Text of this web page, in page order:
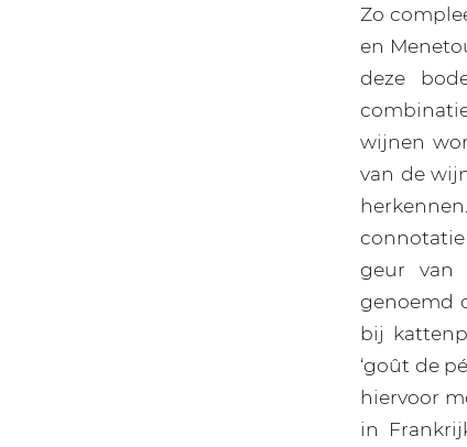
Zo
en
deze
wijnen
van de
geur van
genoemd
bij
‘goût de
hiervoor
in